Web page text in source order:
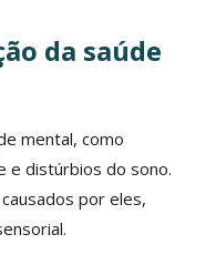
da saúde
mental, como
e distúrbios do sono.
por eles,